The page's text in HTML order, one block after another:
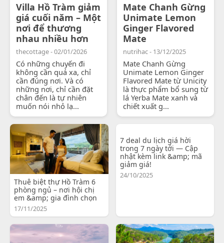
Villa Hồ Tràm giảm
giá cuối năm – Một
nơi để thương
nhau nhiều hơn
thecottage - 02/01/2026
Có những chuyến đi
không cần quá xa, chỉ
cần đúng nơi. Và có
những nơi, chỉ cần đặt
chân đến là tự nhiên
muốn nói nhỏ lạ...
Mate Chanh Gừng
Unimate Lemon
Ginger Flavored
Mate
nutrihac - 13/12/2025
Mate Chanh Gừng
Unimate Lemon Ginger
Flavored Mate từ Unicity
là thực phẩm bổ sung từ
lá Yerba Mate xanh và
chiết xuất g...
Thuê biệt thự Hồ Tràm 6
phòng ngủ – nơi hội chị
em &amp; gia đình chọn
17/11/2025
7 deal du lịch giá hời
trong 7 ngày tới — Cập
nhật kèm link &amp; mã
giảm giá!
24/10/2025